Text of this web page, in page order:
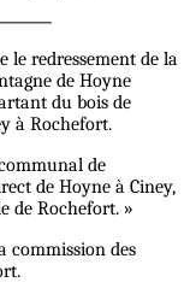
le redressement de la
de Hoyne
du bois de
à Rochefort.
de
de Hoyne à Ciney,
de Rochefort. »
commission des